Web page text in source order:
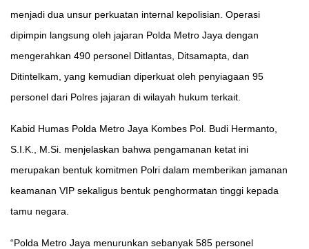
menjadi dua unsur perkuatan internal kepolisian. Operasi
dipimpin langsung oleh jajaran Polda Metro Jaya dengan
mengerahkan 490 personel Ditlantas, Ditsamapta, dan
Ditintelkam, yang kemudian diperkuat oleh penyiagaan 95
personel dari Polres jajaran di wilayah hukum terkait.
Kabid Humas Polda Metro Jaya Kombes Pol. Budi Hermanto,
S.I.K., M.Si. menjelaskan bahwa pengamanan ketat ini
merupakan bentuk komitmen Polri dalam memberikan jamanan
keamanan VIP sekaligus bentuk penghormatan tinggi kepada
tamu negara.
“Polda Metro Jaya menurunkan sebanyak 585 personel